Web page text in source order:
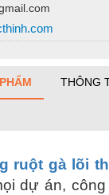
THÔNG
ruột gà lõi
dự án,